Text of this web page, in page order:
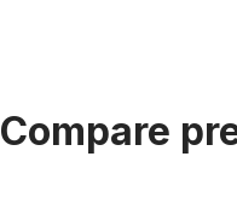
Compare